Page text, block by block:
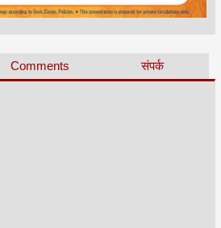
Comments संपर्क